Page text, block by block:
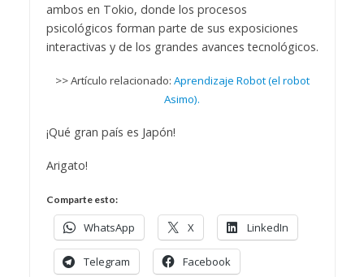
ambos en Tokio, donde los procesos
psicológicos forman parte de sus exposiciones
interactivas y de los grandes avances tecnológicos.
>> Artículo relacionado: Aprendizaje Robot (el robot
Asimo).
¡Qué gran país es Japón!
Arigato!
Comparte esto:
WhatsApp X LinkedIn
Telegram Facebook